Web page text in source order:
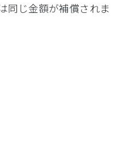
同じ金額が補償されま